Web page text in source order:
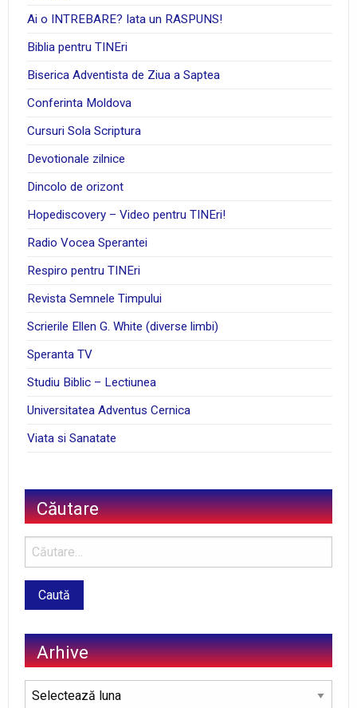
Ai o INTREBARE? Iata un RASPUNS!
Biblia pentru TINEri
Biserica Adventista de Ziua a Saptea
Conferinta Moldova
Cursuri Sola Scriptura
Devotionale zilnice
Dincolo de orizont
Hopediscovery – Video pentru TINEri!
Radio Vocea Sperantei
Respiro pentru TINEri
Revista Semnele Timpului
Scrierile Ellen G. White (diverse limbi)
Speranta TV
Studiu Biblic – Lectiunea
Universitatea Adventus Cernica
Viata si Sanatate
Căutare
Arhive
Arhive